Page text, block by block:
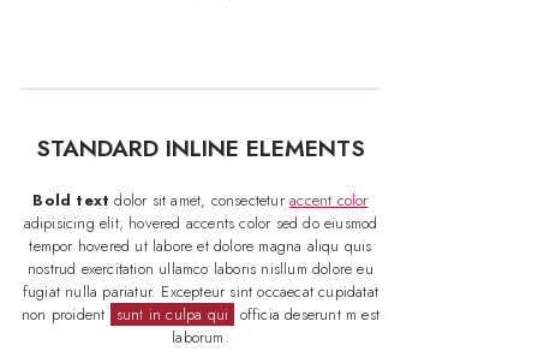
STANDARD INLINE ELEMENTS
Bold text dolor sit amet, consecteturaccent color
adipisicing elit, hovered accents color sed do eiusmod
tempor hovered ut labore et dolore magna aliqu quis
nostrud exercitation ullamco laboris nisllum dolore eu
fugiat nulla pariatur. Excepteur sint occaecat cupidatat
non proident sunt in culpa qui officia deserunt m est
laborum.